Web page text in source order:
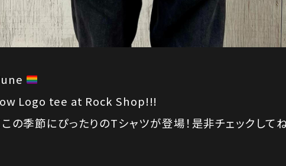
Logo tee at Rock Shop!!!
の季節にぴったりのTシャツが登場！是非チェックして